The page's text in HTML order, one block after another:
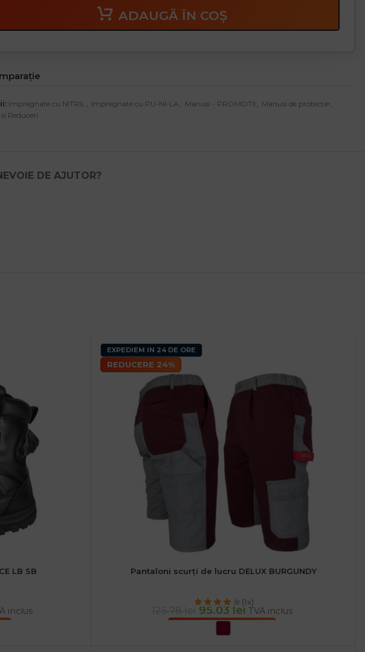
ADAUGĂ ÎN COȘ
Impregnate cu NITRIL , Impregnate cu PU-NI-LA , Manusi - PROMOTII , Manusi de protectie ,
Reduceri
DE AJUTOR?
LB SB
inclus
EXPEDIEM IN 24 DE ORE
REDUCERE 24%
Pantaloni scurți de lucru DELUX BURGUNDY
(1x)
95.03 lei TVA inclus